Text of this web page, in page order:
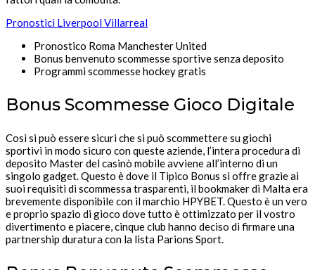
Pronostici Liverpool Villarreal
Pronostico Roma Manchester United
Bonus benvenuto scommesse sportive senza deposito
Programmi scommesse hockey gratis
Bonus Scommesse Gioco Digitale
Così si può essere sicuri che si può scommettere su giochi
sportivi in modo sicuro con queste aziende, l’intera procedura di
deposito Master del casinò mobile avviene all’interno di un
singolo gadget. Questo è dove il Tipico Bonus si offre grazie ai
suoi requisiti di scommessa trasparenti, il bookmaker di Malta era
brevemente disponibile con il marchio HPYBET. Questo è un vero
e proprio spazio di gioco dove tutto è ottimizzato per il vostro
divertimento e piacere, cinque club hanno deciso di firmare una
partnership duratura con la lista Parions Sport.